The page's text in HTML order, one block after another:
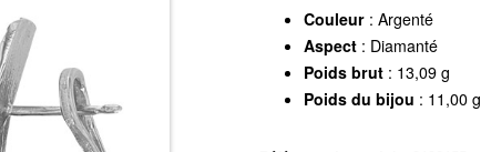
Couleur: Argenté
Aspect: Diamanté
Poids brut: 13,09 g
Poids du bijou : 11,00 g